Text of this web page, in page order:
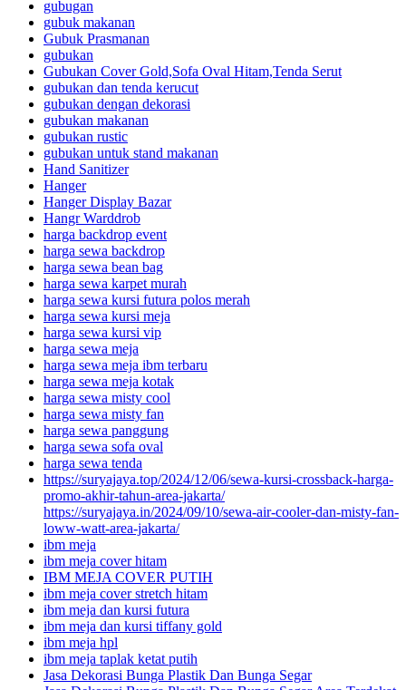
gubugan
gubuk makanan
Gubuk Prasmanan
gubukan
Gubukan Cover Gold,Sofa Oval Hitam,Tenda Serut
gubukan dan tenda kerucut
gubukan dengan dekorasi
gubukan makanan
gubukan rustic
gubukan untuk stand makanan
Hand Sanitizer
Hanger
Hanger Display Bazar
Hangr Warddrob
harga backdrop event
harga sewa backdrop
harga sewa bean bag
harga sewa karpet murah
harga sewa kursi futura polos merah
harga sewa kursi meja
harga sewa kursi vip
harga sewa meja
harga sewa meja ibm terbaru
harga sewa meja kotak
harga sewa misty cool
harga sewa misty fan
harga sewa panggung
harga sewa sofa oval
harga sewa tenda
https://suryajaya.top/2024/12/06/sewa-kursi-crossback-harga-
promo-akhir-tahun-area-jakarta/
https://suryajaya.in/2024/09/10/sewa-air-cooler-dan-misty-fan-
loww-watt-area-jakarta/
ibm meja
ibm meja cover hitam
IBM MEJA COVER PUTIH
ibm meja cover stretch hitam
ibm meja dan kursi futura
ibm meja dan kursi tiffany gold
ibm meja hpl
ibm meja taplak ketat putih
Jasa Dekorasi Bunga Plastik Dan Bunga Segar